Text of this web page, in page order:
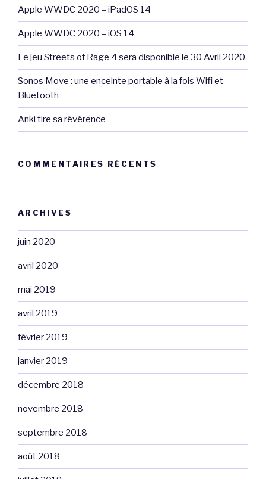
Apple WWDC 2020 – iPadOS 14
Apple WWDC 2020 – iOS 14
Le jeu Streets of Rage 4 sera disponible le 30 Avril 2020
Sonos Move : une enceinte portable à la fois Wifi et
Bluetooth
Anki tire sa révérence
COMMENTAIRES RÉCENTS
ARCHIVES
juin 2020
avril 2020
mai 2019
avril 2019
février 2019
janvier 2019
décembre 2018
novembre 2018
septembre 2018
août 2018